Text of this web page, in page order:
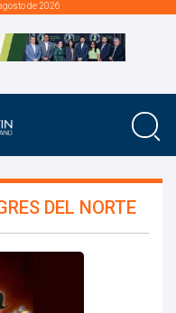
de 2026
DEL NORTE